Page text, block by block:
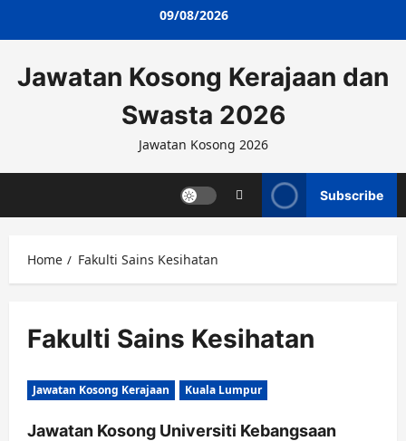
09/08/2026
Jawatan Kosong Kerajaan dan
Swasta 2026
Jawatan Kosong 2026
Subscribe
Home Fakulti Sains Kesihatan
Fakulti Sains Kesihatan
Jawatan Kosong Kerajaan Kuala Lumpur
Jawatan Kosong Universiti Kebangsaan